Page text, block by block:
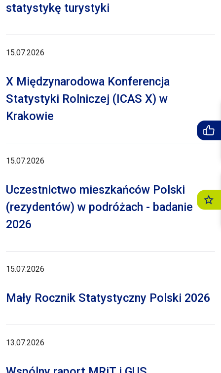
statystykę turystyki
15.07.2026
X Międzynarodowa Konferencja
Statystyki Rolniczej (ICAS X) w
Krakowie
15.07.2026
Uczestnictwo mieszkańców Polski
(rezydentów) w podróżach - badanie
2026
15.07.2026
Mały Rocznik Statystyczny Polski 2026
13.07.2026